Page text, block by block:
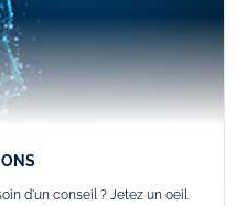
d'un conseil ? Jetez un oeil